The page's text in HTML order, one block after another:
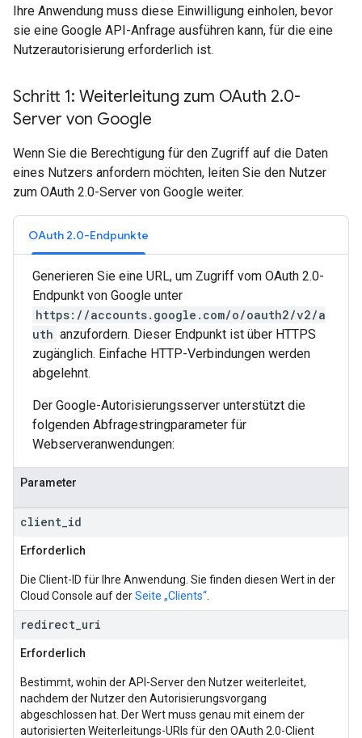
Ihre Anwendung muss diese Einwilligung einholen, bevor
sie eine Google API-Anfrage ausführen kann, für die eine
Nutzerautorisierung erforderlich ist.
Schritt 1: Weiterleitung zum OAuth 2.0-
Server von Google
Wenn Sie die Berechtigung für den Zugriff auf die Daten
eines Nutzers anfordern möchten, leiten Sie den Nutzer
zum OAuth 2.0-Server von Google weiter.
OAuth 2.0-Endpunkte
Generieren Sie eine URL, um Zugriff vom OAuth 2.0-
Endpunkt von Google unter
https://accounts.google.com/o/oauth2/v2/a
uth anzufordern. Dieser Endpunkt ist über HTTPS
zugänglich. Einfache HTTP-Verbindungen werden
abgelehnt.
Der Google-Autorisierungsserver unterstützt die
folgenden Abfragestringparameter für
Webserveranwendungen:
Parameter
client id
Erforderlich
Die Client-ID für Ihre Anwendung. Sie finden diesen Wert in der
Cloud Console auf derSeite „Clients“
redirect uri
Erforderlich
Bestimmt, wohin der API-Server den Nutzer weiterleitet,
nachdem der Nutzer den Autorisierungsvorgang
abgeschlossen hat. Der Wert muss genau mit einem der
autorisierten Weiterleitungs-URIs für den OAuth 2.0-Client